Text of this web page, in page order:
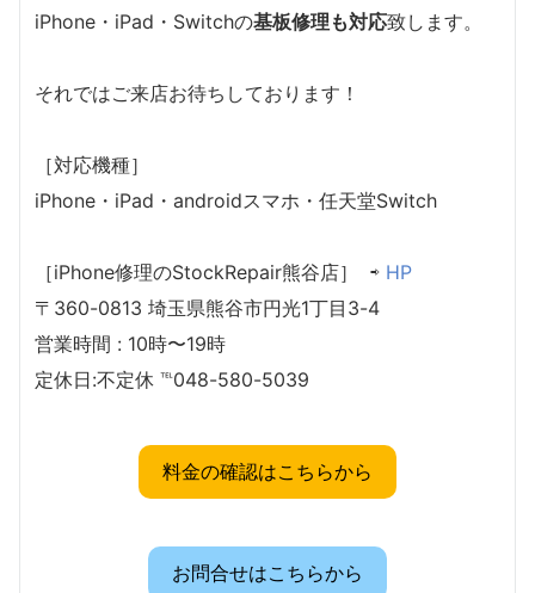
iPhone・iPad・Switchの基板修理も対応致します。
それではご来店お待ちしております！
［対応機種］
iPhone・iPad・androidスマホ・任天堂Switch
［iPhone修理のStockRepair熊谷店］ ⇨ HP
〒360-0813 埼玉県熊谷市円光1丁目3-4
営業時間 : 10時〜19時
定休日:不定休 ℡048-580-5039
料金の確認はこちらから
お問合せはこちらから